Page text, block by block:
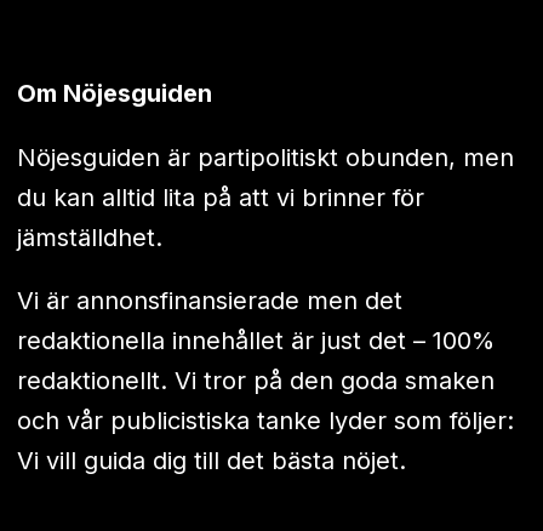
Om Nöjesguiden
Nöjesguiden är partipolitiskt obunden, men
du kan alltid lita på att vi brinner för
jämställdhet.
Vi är annonsfinansierade men det
redaktionella innehållet är just det – 100%
redaktionellt. Vi tror på den goda smaken
och vår publicistiska tanke lyder som följer:
Vi vill guida dig till det bästa nöjet.